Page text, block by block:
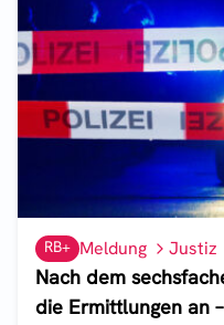
RB+ Meldung Justiz
Nach dem
die Ermittlungen an